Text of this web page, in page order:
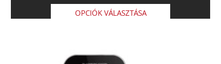
OPCIÓK VÁLASZTÁSA